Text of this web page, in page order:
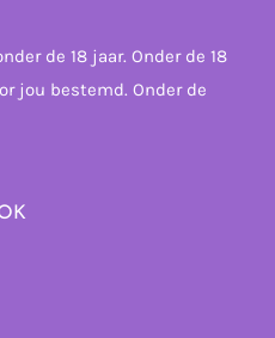
de 18 jaar. Onder de 18
jou bestemd. Onder de